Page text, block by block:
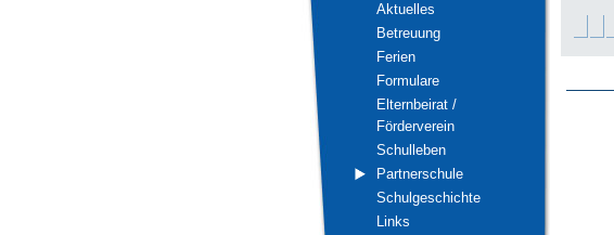
Aktuelles
Betreuung
Ferien
Formulare
Elternbeirat /
Förderverein
Schulleben
Partnerschule
Schulgeschichte
Links